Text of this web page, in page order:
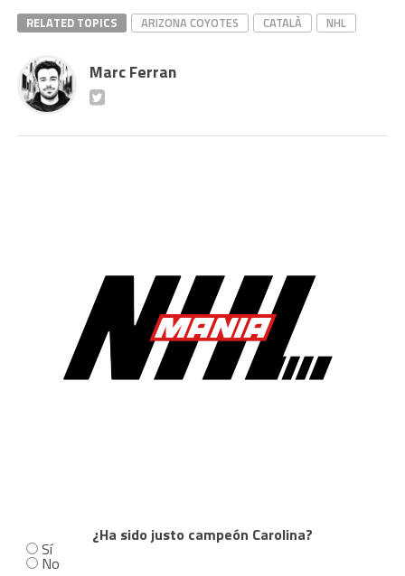
RELATED TOPICS ARIZONA COYOTES CATALÀ NHL
Marc Ferran
¿Ha sido justo campeón Carolina?
Sí
No